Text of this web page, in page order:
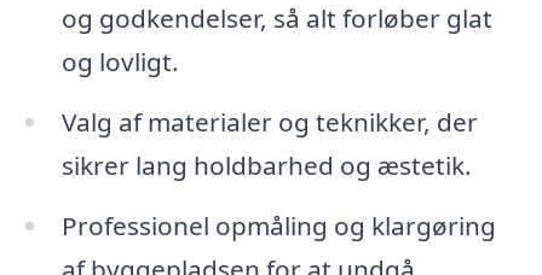
og godkendelser, så alt forløber glat
og lovligt.
Valg af materialer og teknikker, der
sikrer lang holdbarhed og æstetik.
Professionel opmåling og klargøring